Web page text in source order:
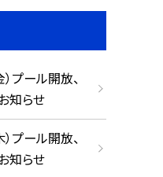
プール開放、
知らせ
プール開放、
知らせ